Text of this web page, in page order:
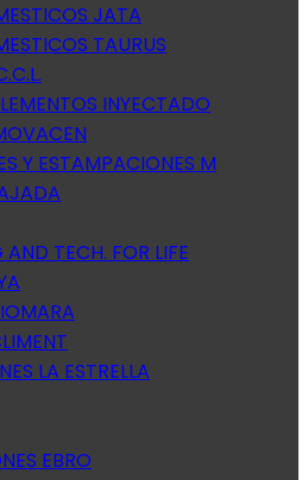
JATA
TAURUS
INYECTADO
Y ESTAMPACIONES M
AND TECH. FOR LIFE
LA ESTRELLA
EBRO